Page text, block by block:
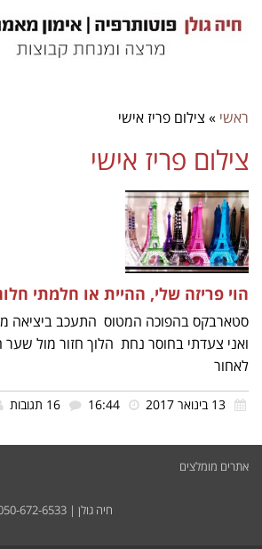
ראשי » צילום פריז אישי
צילום פריז אישי
הוי פריזה שלי, ההיית או חלמתי
סטארבקס בהפוכה המטוס התעכב ביציאה
ואני צעדתי בחוסר נחת הלוך חזור מול
לאחור
16 תגובות
אתרים מומלצים
חיה גולן | 672-6533